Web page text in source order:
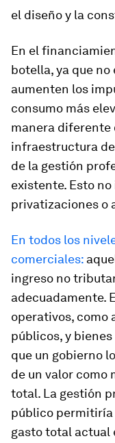
el diseño y la
En el
botella, ya que
aumenten los
consumo más
manera diferente
infraestructura
de la gestión
existente. Esto
privatizaciones o
En todos los
comerciales:
ingreso no
adecuadamente.
operativos, como
públicos, y
que un gobierno
de un valor como
total. La gestión
público permitiría
gasto total